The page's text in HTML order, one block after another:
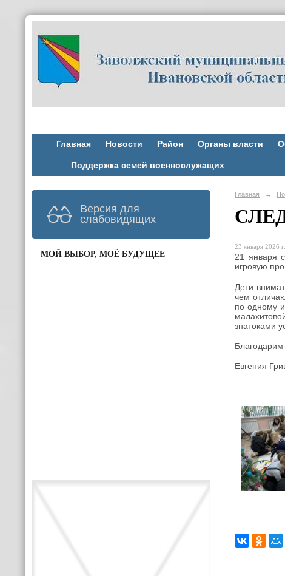
Главная Новости Район Органы власти
Поддержка семей военнослужащих
Версия для
слабовидящих
МОЙ ВЫБОР, МОЁ БУДУЩЕЕ
Главная →
23 января 2026 г.
21 января
игровую
Дети
чем
по одному
знатоками
Благодарим
Евгения